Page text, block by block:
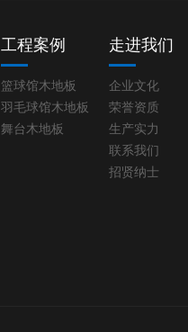
工程案例
篮球馆木地板
羽毛球馆木地板
舞台木地板
走进我们
企业文化
荣誉资质
生产实力
联系我们
招贤纳士